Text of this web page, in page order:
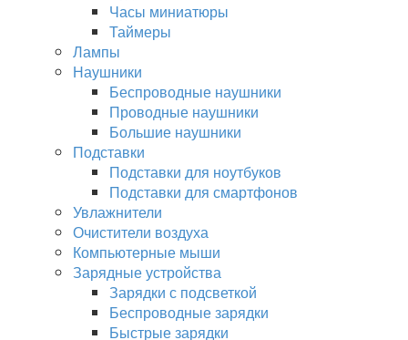
Часы миниатюры
Таймеры
Лампы
Наушники
Беспроводные наушники
Проводные наушники
Большие наушники
Подставки
Подставки для ноутбуков
Подставки для смартфонов
Увлажнители
Очистители воздуха
Компьютерные мыши
Зарядные устройства
Зарядки с подсветкой
Беспроводные зарядки
Быстрые зарядки